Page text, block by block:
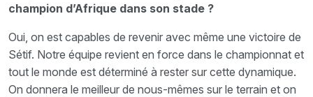
champion d’Afrique dans son stade ?
Oui, on est capables de revenir avec même une victoire de
Sétif. Notre équipe revient en force dans le championnat et
tout le monde est déterminé à rester sur cette dynamique.
On donnera le meilleur de nous-mêmes sur le terrain et on